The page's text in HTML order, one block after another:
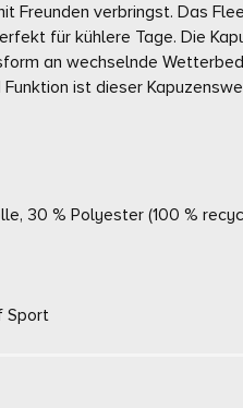
Freunden verbringst. Das
für kühlere Tage. Die
an wechselnde
Funktion ist dieser
30 % Polyester (100 %
Sport